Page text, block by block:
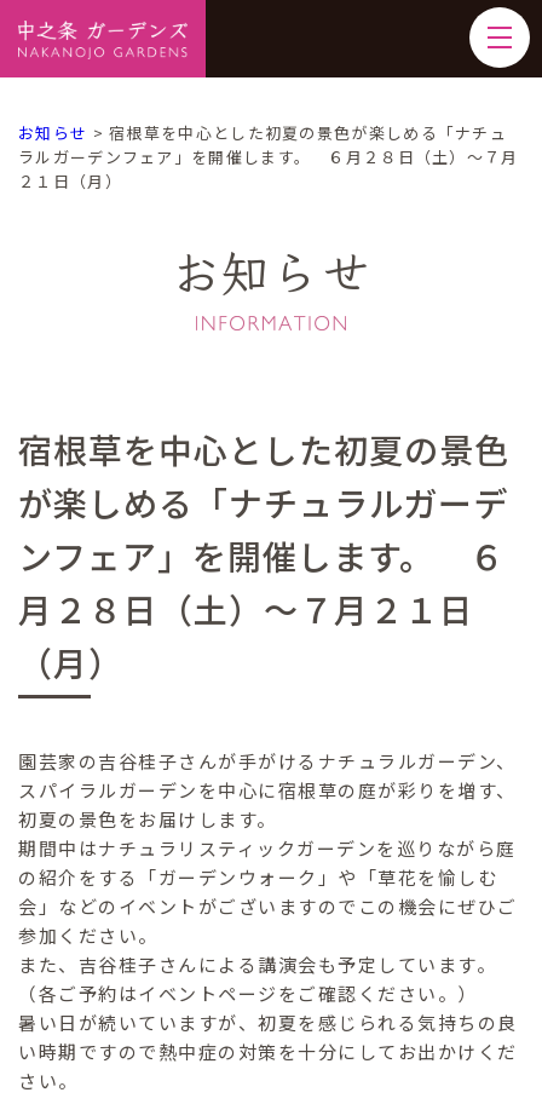
お知らせ >宿根草を中心とした初夏の景色が楽しめる「ナチュ
ラルガーデンフェア」を開催します。 ６月２８日（土）～７月
２１日（月）
お知らせ
宿根草を中心とした初夏の景色
が楽しめる「ナチュラルガーデ
ンフェア」を開催します。 ６
月２８日（土）～７月２１日
（月）
園芸家の吉谷桂子さんが手がけるナチュラルガーデン、
スパイラルガーデンを中心に宿根草の庭が彩りを増す、
初夏の景色をお届けします。
期間中はナチュラリスティックガーデンを巡りながら庭
の紹介をする「ガーデンウォーク」や「草花を愉しむ
会」などのイベントがございますのでこの機会にぜひご
参加ください。
また、吉谷桂子さんによる講演会も予定しています。
（各ご予約はイベントページをご確認ください。）
暑い日が続いていますが、初夏を感じられる気持ちの良
い時期ですので熱中症の対策を十分にしてお出かけくだ
さい。